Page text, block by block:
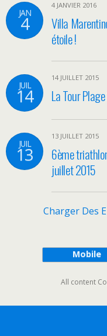
JAN
4
4 JANVIER 2016
Villa
étoile !
JUIL
14
14 JUILLET 2015
La Tour
JUIL
13
13 JUILLET 2015
6ème
juillet 2015
Charger Des
Mobile
All content